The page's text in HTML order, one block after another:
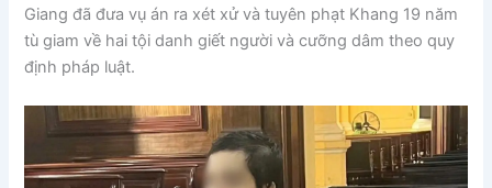
Giang đã đưa vụ án ra xét xử và tuyên phạt Khang 19 năm
tù giam về hai tội danh giết người và cưỡng dâm theo quy
định pháp luật.